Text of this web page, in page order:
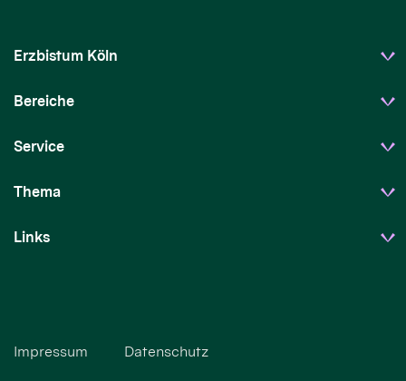
Erzbistum Köln
Bereiche
Service
Thema
Links
Impressum Datenschutz